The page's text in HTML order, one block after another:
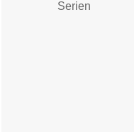
Serien